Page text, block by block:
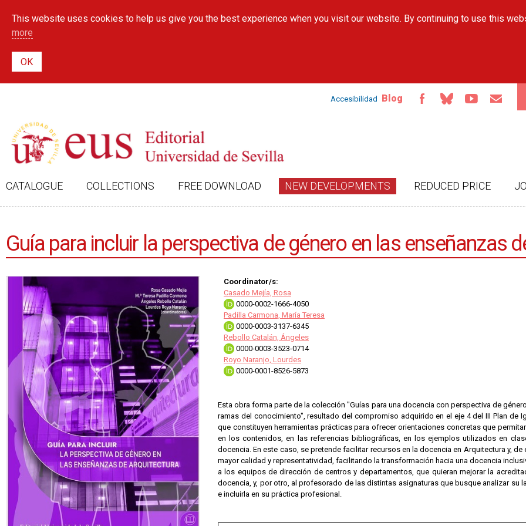
main
This website uses cookies to help us give you the best experience when you visit our website. By continuing to use this
more
Accesibilidad Blog
CATALOGUE COLLECTIONS FREE DOWNLOAD NEW DEVELOPMENTS REDUCED PRICE
Guía para incluir la perspectiva de género en las enseñanzas
Coordinator/s:
Casado Mejía, Rosa
0000-0002-1666-4050
Padilla Carmona, María Teresa
0000-0003-3137-6345
Rebollo Catalán, Ángeles
0000-0003-3523-0714
Royo Naranjo, Lourdes
0000-0001-8526-5873
Esta obra forma parte de la colección "Guías para una docencia con perspectiva de
ramas del conocimiento", resultado del compromiso adquirido en el eje 4 del III Plan de
que constituyen herramientas prácticas para ofrecer orientaciones concretas que
en los contenidos, en las referencias bibliográficas, en los ejemplos utilizados en
docencia. En este caso, se pretende facilitar recursos en la docencia en Arquitectura y,
mayor calidad y representatividad, facilitando la transformación hacia una docencia
a los equipos de dirección de centros y departamentos, que quieran mejorar la
docencia, y, por otro, al profesorado de las distintas asignaturas que busque analizar su
e incluirla en su práctica profesional.